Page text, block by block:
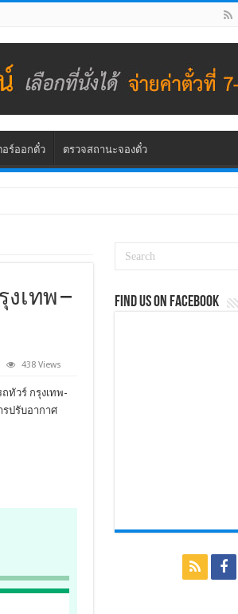
อร์ออกตั๋ว ตรวจสถานะจองตั๋ว
เทพ –
438 Views
ถทัวร์ กรุงเทพ-
ปรับอากาศ
Find us on Facebook